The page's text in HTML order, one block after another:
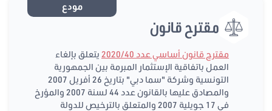
مودع
مقترح قانون
مقترح قانون أساسي عدد 2020/40
يتعلق بإلغاء
العمل باتفاقية الإستثمار المبرمة بين الجمهورية
التونسية وشركة "سما دبي" بتاريخ 26 أفريل 2007
والمصادق عليها بالقانون عدد 44 لسنة 2007 والمؤرخ
في 17 جويلية 2007 والمتعلق بالترخيص للدولة